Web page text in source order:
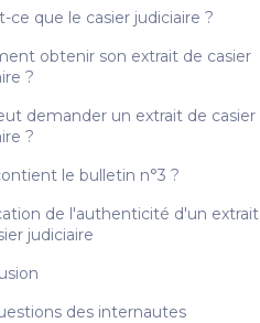
ce que le casier judiciaire ?
obtenir son extrait de casier
?
demander un extrait de casier
?
le bulletin n°3 ?
de l'authenticité d'un extrait
judiciaire
des internautes